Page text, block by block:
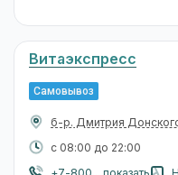
Витаэкспресс
Самовывоз
б-р. Дмитрия
с 08:00 до 22:00